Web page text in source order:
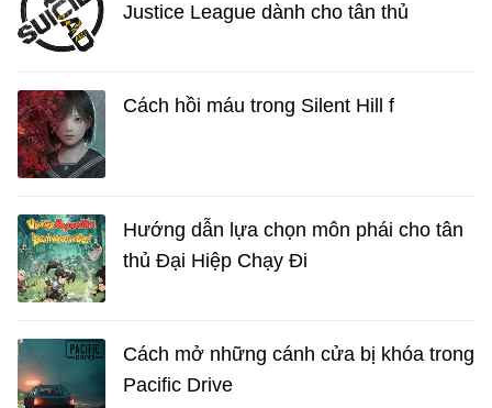
Justice League dành cho tân thủ
Cách hồi máu trong Silent Hill f
Hướng dẫn lựa chọn môn phái cho tân
thủ Đại Hiệp Chạy Đi
Cách mở những cánh cửa bị khóa trong
Pacific Drive